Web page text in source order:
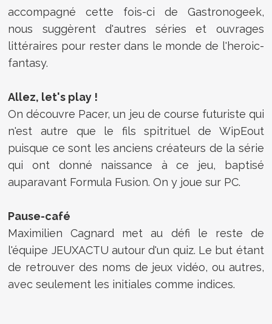
accompagné cette fois-ci de Gastronogeek,
nous suggèrent d'autres séries et ouvrages
littéraires pour rester dans le monde de l'heroic-
fantasy.
Allez, let's play !
On découvre Pacer, un jeu de course futuriste qui
n'est autre que le fils spitrituel de WipEout
puisque ce sont les anciens créateurs de la série
qui ont donné naissance à ce jeu, baptisé
auparavant Formula Fusion. On y joue sur PC.
Pause-café
Maximilien Cagnard met au défi le reste de
l'équipe JEUXACTU autour d'un quiz. Le but étant
de retrouver des noms de jeux vidéo, ou autres,
avec seulement les initiales comme indices.